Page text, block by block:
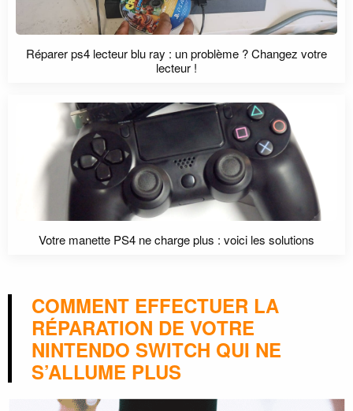
Réparer ps4 lecteur blu ray : un problème ? Changez votre
lecteur !
Votre manette PS4 ne charge plus : voici les solutions
COMMENT EFFECTUER LA
RÉPARATION DE VOTRE
NINTENDO SWITCH QUI NE
S’ALLUME PLUS